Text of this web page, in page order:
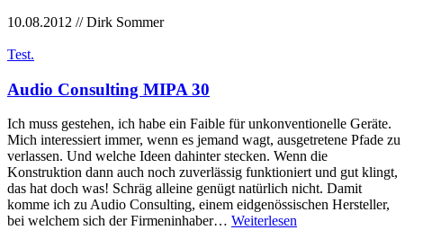
10.08.2012 // Dirk Sommer
Test.
Audio Consulting MIPA 30
Ich muss gestehen, ich habe ein Faible für unkonventionelle Geräte.
Mich interessiert immer, wenn es jemand wagt, ausgetretene Pfade zu
verlassen. Und welche Ideen dahinter stecken. Wenn die
Konstruktion dann auch noch zuverlässig funktioniert und gut klingt,
das hat doch was! Schräg alleine genügt natürlich nicht. Damit
komme ich zu Audio Consulting, einem eidgenössischen Hersteller,
bei welchem sich der Firmeninhaber… Weiterlesen